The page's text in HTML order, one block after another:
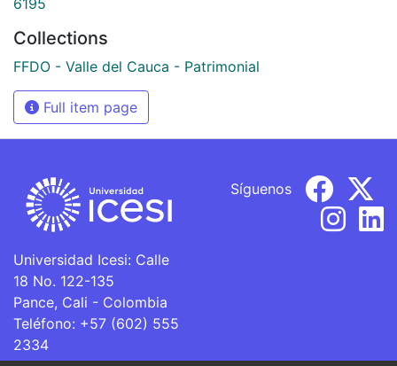
Collections
FFDO - Valle del Cauca - Patrimonial
Full item page
Universidad Icesi: Calle
18 No. 122-135
Pance, Cali - Colombia
Teléfono: +57 (602) 555
2334
Síguenos